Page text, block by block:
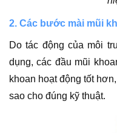
2. Các bước mài mũi
Do tác động của môi
dụng, các đầu mũi
khoan hoạt động tốt
sao cho đúng kỹ thuật.